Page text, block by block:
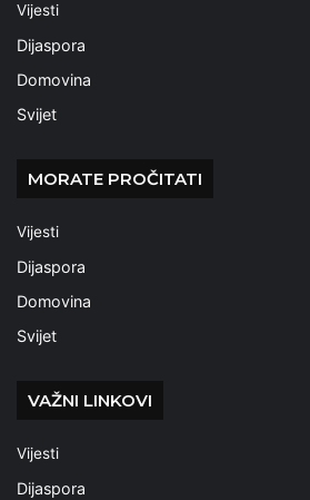
Vijesti
Dijaspora
Domovina
Svijet
MORATE PROČITATI
Vijesti
Dijaspora
Domovina
Svijet
VAŽNI LINKOVI
Vijesti
Dijaspora